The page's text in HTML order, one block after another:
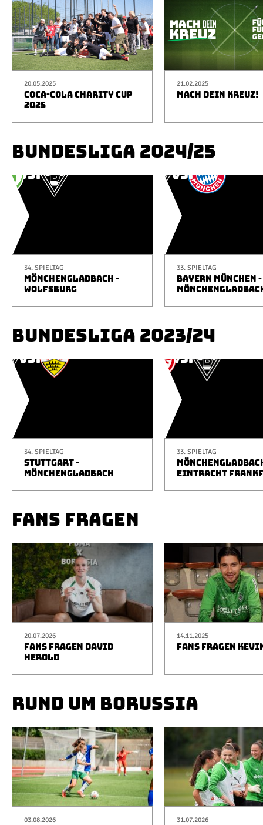
20.05.2025
COCA-COLA CHARITY CUP
2025
21.02.2025
MACH DEIN KREUZ!
BUNDESLIGA 2024/25
34. SPIELTAG
MÖNCHENGLADBACH -
WOLFSBURG
33. SPIELTAG
BAYERN MÜNCHEN -
BUNDESLIGA 2023/24
34. SPIELTAG
STUTTGART -
MÖNCHENGLADBACH
33. SPIELTAG
EINTRACHT
FANS FRAGEN
20.07.2026
FANS FRAGEN DAVID
HEROLD
14.11.2025
FANS FRAGEN
RUND UM BORUSSIA
03.08.2026 31.07.2026